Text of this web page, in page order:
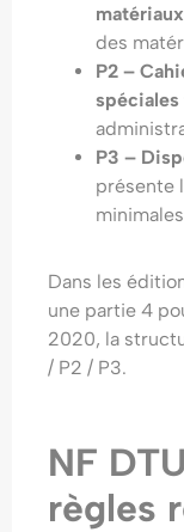
matériaux
des
P2 –
P3 –
présente
Dans les
une partie 4
2020, la
/ P2 / P3.
NF
règles